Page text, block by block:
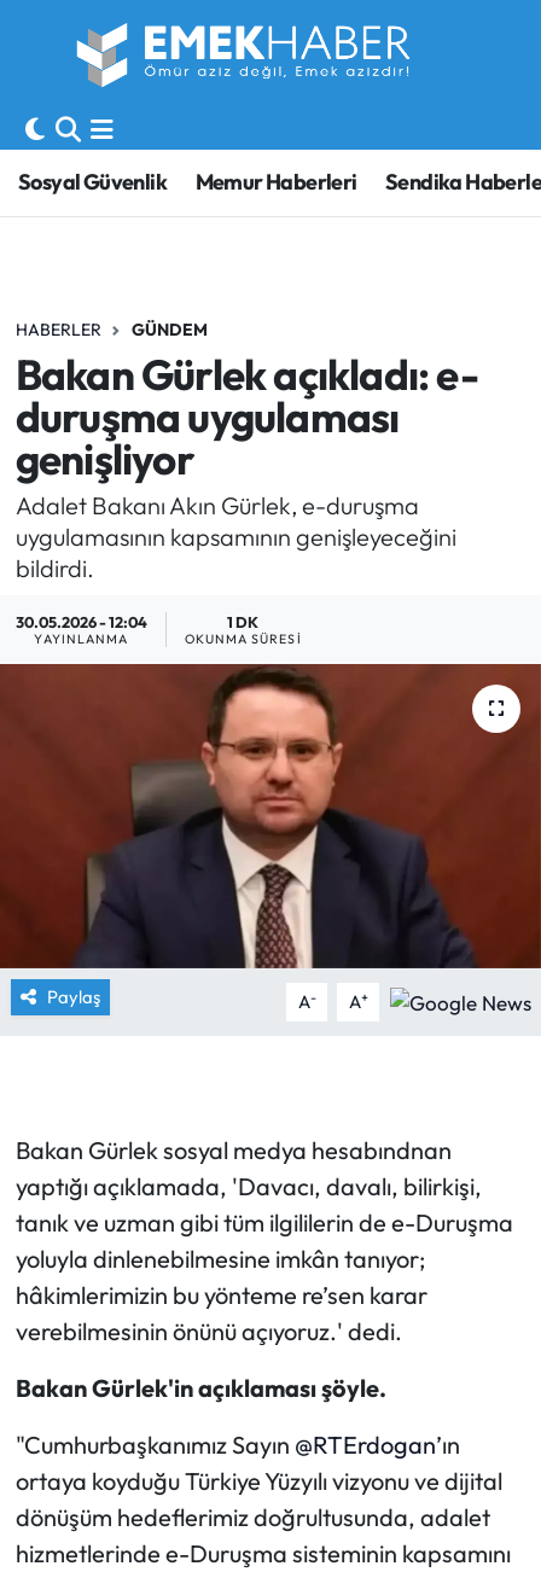
Sosyal Güvenlik Memur Haberleri Sendika
HABERLER GÜNDEM
Bakan Gürlek açıkladı: e-
duruşma uygulaması
genişliyor
Adalet Bakanı Akın Gürlek, e-duruşma
uygulamasının kapsamının genişleyeceğini
bildirdi.
30.05.2026 - 12:04
YAYINLANMA
1 DK
OKUNMA SÜRESI
Paylaş A- A+
Bakan Gürlek sosyal medya hesabındnan
yaptığı açıklamada, 'Davacı, davalı, bilirkişi,
tanık ve uzman gibi tüm ilgililerin de e-Duruşma
yoluyla dinlenebilmesine imkân tanıyor;
hâkimlerimizin bu yönteme re’sen karar
verebilmesinin önünü açıyoruz.' dedi.
Bakan Gürlek'in açıklaması şöyle.
"Cumhurbaşkanımız Sayın @RTErdogan’ın
ortaya koyduğu Türkiye Yüzyılı vizyonu ve dijital
dönüşüm hedeflerimiz doğrultusunda, adalet
hizmetlerinde e-Duruşma sisteminin kapsamını
Sosyal Güvenlik
Sendika
SORU-CEVAP
Memur
Emekli
İşveren
İş Fırsatları
Yargı Kararları
Araştırma-Rapor
Hava Durumu
Trafik Durumu
Süper Lig Puan Durumu ve Fikstür
Son Dakika Haberleri
Haber Arşivi